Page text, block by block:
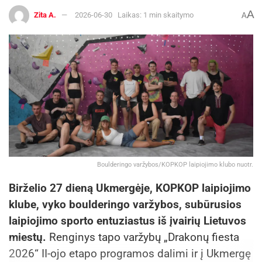
Zita A. 2026-06-30 Laikas: 1 min skaitymo AA
Boulderingo varžybos/KOPKOP laipiojimo klubo nuotr.
Birželio 27 dieną Ukmergėje, KOPKOP laipiojimo
klube, vyko boulderingo varžybos, subūrusios
laipiojimo sporto entuziastus iš įvairių Lietuvos
miestų. Renginys tapo varžybų „Drakonų fiesta
2026“ II-ojo etapo programos dalimi ir į Ukmergę